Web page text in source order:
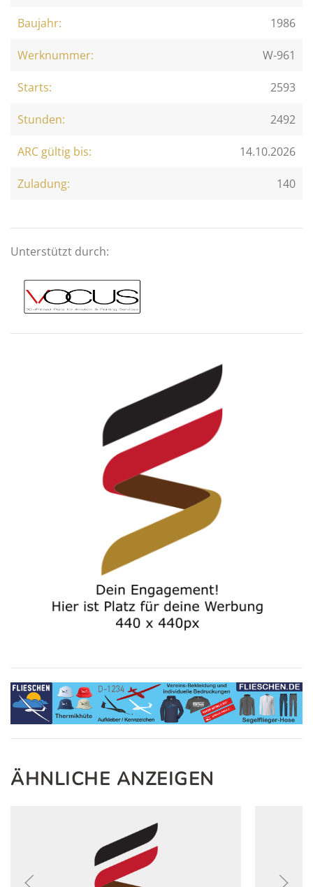
Baujahr: 1986
Werknummer: W-961
Starts: 2593
Stunden: 2492
ARC gültig bis: 14.10.2026
Zuladung: 140
Unterstützt durch:
ÄHNLICHE ANZEIGEN